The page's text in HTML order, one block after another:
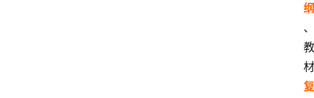
纲
、
教
材
复